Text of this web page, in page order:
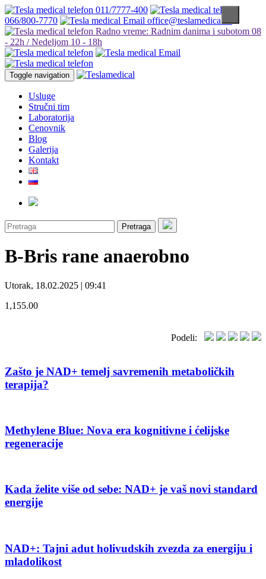
011/7777-400
066/800-7770
office@teslamedical.rs
Radno vreme: Radnim danima i subotom 08
- 22h / Nedeljom 10 - 18h
Toggle navigation
Usluge
Stručni tim
Laboratorija
Cenovnik
Blog
Galerija
Kontakt
Pretraga
B-Bris rane anaerobno
Utorak, 18.02.2025 | 09:41
1,155.00
Podeli:
Zašto je NAD+ temelj savremenih metaboličkih
terapija?
Methylene Blue: Nova era kognitivne i ćelijske
regeneracije
Kada želite više od sebe: NAD+ je vaš novi standard
energije
NAD+: Tajni adut holivudskih zvezda za energiju i
mladolikost